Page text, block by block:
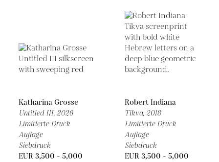
Katharina Grosse
Untitled III, 2026
Limitierte Druck
Auflage
Siebdruck
EUR 3,500 - 5,000
Robert Indiana
Tikva, 2018
Limitierte Druck
Auflage
Siebdruck
EUR 3,500 - 5,000